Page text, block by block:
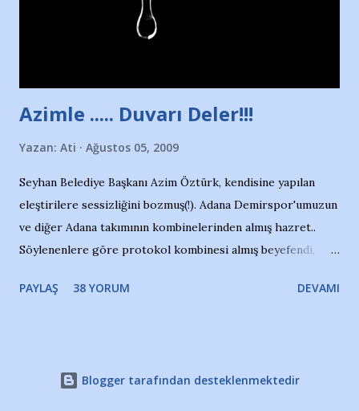
Adana Nesrin, 16 yaşında. Yüzüyor. 7 yaşında girdiği
Türkiye 3.lüğü var. 17 yaşında mar...
Azimle ..... Duvarı Deler!!!
Yazan: Ati Ağustos 05, 2009
Seyhan Belediye Başkanı Azim Öztürk, kendisine yapılan
eleştirilere sessizliğini bozmuş(!). Adana Demirspor'umuzun
ve diğer Adana takımının kombinelerinden almış hazret..
Söylenenlere göre protokol kombinesi almış beyefendi,
ki kombineyi Bekir Başkan'dan alırken; dillere destan..
Takımıma maddi gelir oldu diye seviniyorum, fakat bu
PAYLAŞ 38 YORUM DEVAMI
Blogger tarafından desteklenmektedir